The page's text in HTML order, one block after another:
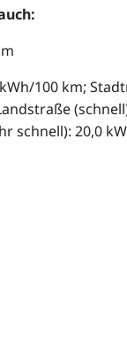
100 km;
schnell): 20,0